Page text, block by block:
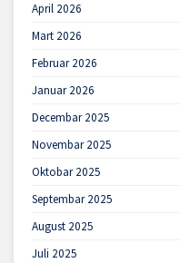
April 2026
Mart 2026
Februar 2026
Januar 2026
Decembar 2025
Novembar 2025
Oktobar 2025
Septembar 2025
August 2025
Juli 2025